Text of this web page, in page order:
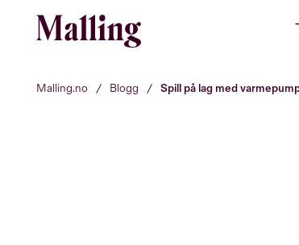
Hopp til innhold
Malling.no / Blogg / Spill på lag med